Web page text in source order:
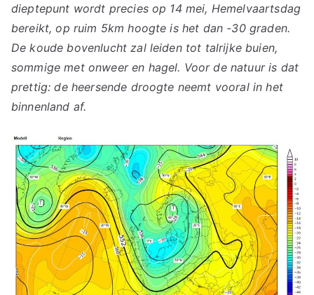
dieptepunt wordt precies op 14 mei, Hemelvaartsdag
bereikt, op ruim 5km hoogte is het dan -30 graden.
De koude bovenlucht zal leiden tot talrijke buien,
sommige met onweer en hagel. Voor de natuur is dat
prettig: de heersende droogte neemt vooral in het
binnenland af.